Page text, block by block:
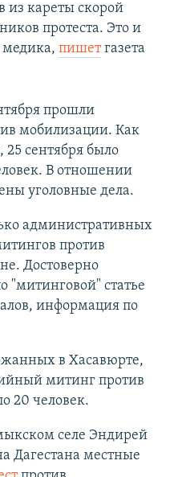
из кареты скорой
протеста. Это и
медика, пишетгазета
прошли
мобилизации. Как
25 сентября было
В отношении
уголовные дела.
административных
против
Достоверно
"митинговой" статье
информация по
в Хасавюрте,
митинг против
20 человек.
селе Эндирей
Дагестана местные